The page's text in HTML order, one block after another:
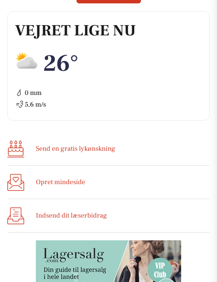
VEJRET LIGE NU
26°
💧 0 mm
💨 5,6 m/s
Send en gratis lykønskning
Opret mindeside
Indsend dit læserbidrag